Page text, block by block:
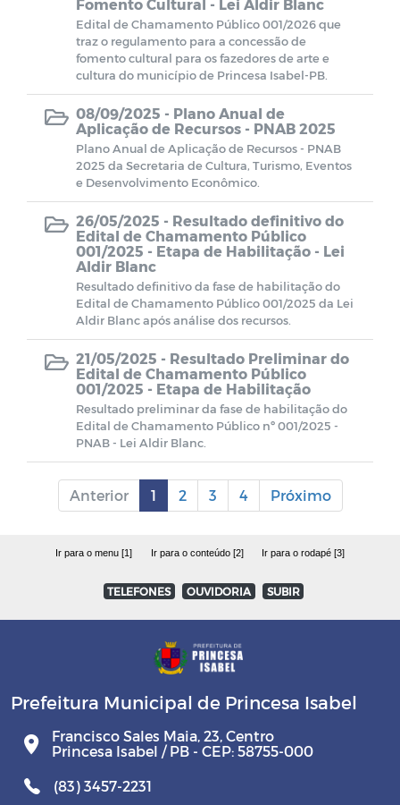
Fomento Cultural - Lei Aldir Blanc
Edital de Chamamento Público 001/2026 que
traz o regulamento para a concessão de
fomento cultural para os fazedores de arte e
cultura do município de Princesa Isabel-PB.
08/09/2025 - Plano Anual de
Aplicação de Recursos - PNAB 2025
Plano Anual de Aplicação de Recursos - PNAB
2025 da Secretaria de Cultura, Turismo, Eventos
e Desenvolvimento Econômico.
26/05/2025 - Resultado definitivo do
Edital de Chamamento Público
001/2025 - Etapa de Habilitação - Lei
Aldir Blanc
Resultado definitivo da fase de habilitação do
Edital de Chamamento Público 001/2025 da Lei
Aldir Blanc após análise dos recursos.
21/05/2025 - Resultado Preliminar do
Edital de Chamamento Público
001/2025 - Etapa de Habilitação
Resultado preliminar da fase de habilitação do
Edital de Chamamento Público nº 001/2025 -
PNAB - Lei Aldir Blanc.
Anterior 1 2 3 4 Próximo
Ir para o menu [1] Ir para o conteúdo [2] Ir para o rodapé [3]
TELEFONES OUVIDORIA SUBIR
Prefeitura Municipal de Princesa Isabel
Francisco Sales Maia, 23, Centro
Princesa Isabel / PB - CEP: 58755-000
(83) 3457-2231